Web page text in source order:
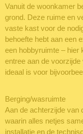
Vanuit de woonkamer
grond. Deze ruime en
vaste kast voor de
behoefte hebt aan een
een hobbyruimte – hier
entree aan de
ideaal is voor
Berging/wasruimte
Aan de achterzijde van
waarin alles netjes
installatie en de